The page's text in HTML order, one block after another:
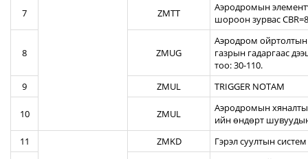
7 ZMTT
Аэродромын
шороон зурвас
8 ZMUG
Аэродром ойртолтын
газрын гадаргаас
тоо: 30-110.
9
ZMUL TRIGGER NOTAM
10 ZMUL
Аэродромын
ийн өндөрт
11
ZMKD
Гэрэл суултын